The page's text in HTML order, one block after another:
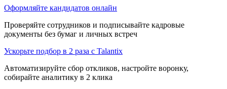
Оформляйте кандидатов онлайн
Проверяйте сотрудников и подписывайте кадровые
документы без бумаг и личных встреч
Ускорьте подбор в 2 раза с Talantix
Автоматизируйте сбор откликов, настройте воронку,
собирайте аналитику в 2 клика